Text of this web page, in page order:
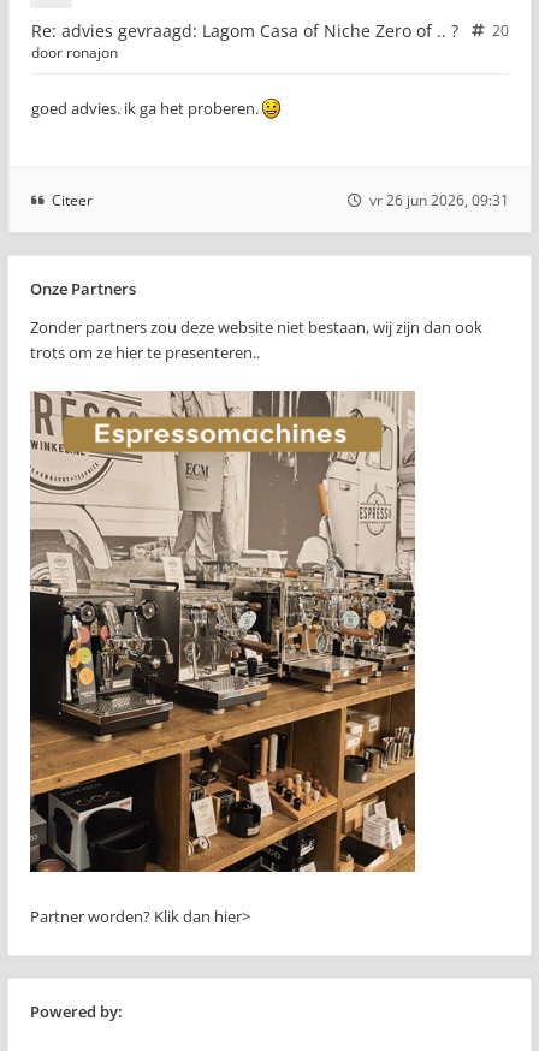
Re: advies gevraagd: Lagom Casa of Niche Zero of .. ?
20
door ronajon
goed advies. ik ga het proberen.
Citeer vr 26 jun 2026, 09:31
Onze Partners
Zonder partners zou deze website niet bestaan, wij zijn dan ook
trots om ze hier te presenteren..
Partner worden? Klik dan hier>
Powered by: